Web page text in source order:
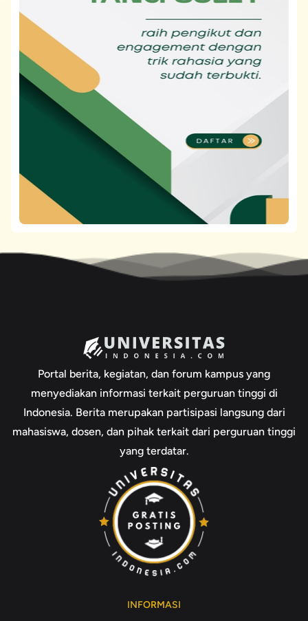
Portal berita, kegiatan, dan forum kampus yang
menyediakan informasi terkait perguruan tinggi di
Indonesia. Berita merupakan partisipasi langsung dari
mahasiswa, dosen, dan pihak terkait dari perguruan tinggi
yang terdatar.
INFORMASI